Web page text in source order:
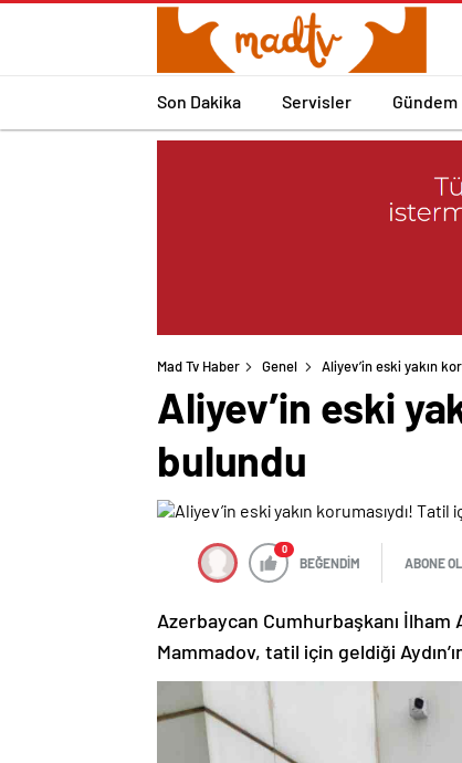
Son Dakika Servisler Gündem
Mad Tv Haber Genel Aliyev’in eski yakın
Aliyev’in eski
bulundu
0
BEĞENDİM ABONE OL
Azerbaycan Cumhurbaşkanı İlham
Mammadov, tatil için geldiği